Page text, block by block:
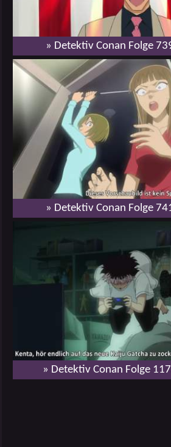
» Detektiv Conan Folge
» Detektiv Conan Folge
» Detektiv Conan Folge